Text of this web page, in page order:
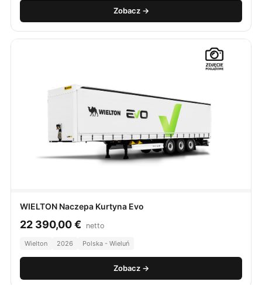
Zobacz →
WIELTON Naczepa Kurtyna Evo
22 390,00€ netto
Wielton 2026 Polska - Wieluń
Zobacz →